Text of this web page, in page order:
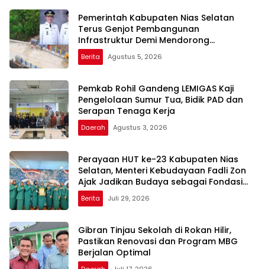
Pemerintah Kabupaten Nias Selatan
Terus Genjot Pembangunan
Infrastruktur Demi Mendorong
Konektivitas dan Pertumbuhan Daerah
Berita Agustus 5, 2026
Pemkab Rohil Gandeng LEMIGAS Kaji
Pengelolaan Sumur Tua, Bidik PAD dan
Serapan Tenaga Kerja
Daerah Agustus 3, 2026
Perayaan HUT ke-23 Kabupaten Nias
Selatan, Menteri Kebudayaan Fadli Zon
Ajak Jadikan Budaya sebagai Fondasi
Pembangunan Daerah
Berita Juli 29, 2026
Gibran Tinjau Sekolah di Rokan Hilir,
Pastikan Renovasi dan Program MBG
Berjalan Optimal